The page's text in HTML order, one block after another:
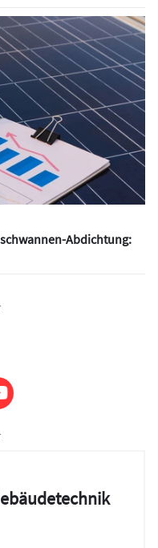
Abdichtung: